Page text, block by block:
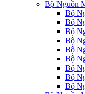
Bộ Nguồn
Bộ
Bộ
Bộ
Bộ
Bộ
Bộ
Bộ
Bộ
Bộ